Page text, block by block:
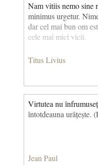
Nam vitiis nemo sine
minimus urgetur.
dar cel mai bun om
cele mai mici vicii.
Titus Livius
Virtutea nu
întotdeauna
Jean Paul